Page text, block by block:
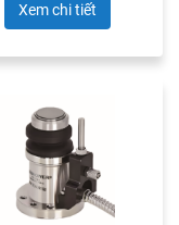
Xem chi tiết